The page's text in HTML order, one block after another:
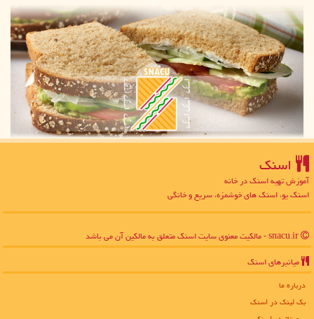
اسنك
آموزش تهیه اسنک در خانه
اسنک یو، اسنک های خوشمزه، سریع و خانگی
میانبرهای اسنك
درباره ما
بک لینک در اسنك